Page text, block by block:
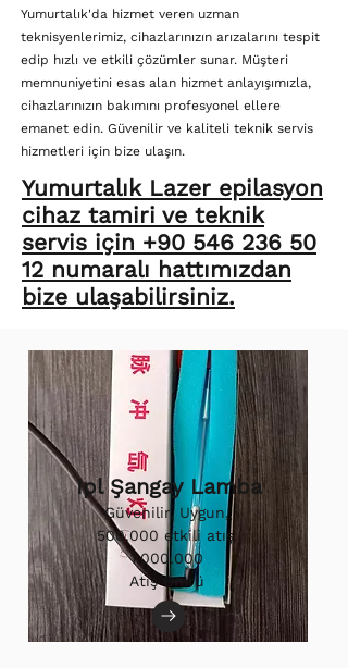
Yumurtalık'da hizmet veren uzman
teknisyenlerimiz, cihazlarınızın arızalarını tespit
edip hızlı ve etkili çözümler sunar. Müşteri
memnuniyetini esas alan hizmet anlayışımızla,
cihazlarınızın bakımını profesyonel ellere
emanet edin. Güvenilir ve kaliteli teknik servis
hizmetleri için bize ulaşın.
Yumurtalık Lazer epilasyon
cihaz tamiri ve teknik
servis için +90 546 236 50
12 numaralı hattımızdan
bize ulaşabilirsiniz.
Ipl Şangay Lamba
Güvenilir, Uygun,
500.000 etkili atış.
1.000.000
Atış Ömrü